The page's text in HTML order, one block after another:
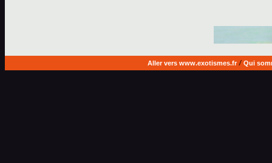
Aller vers www.exotismes.fr/ Qui